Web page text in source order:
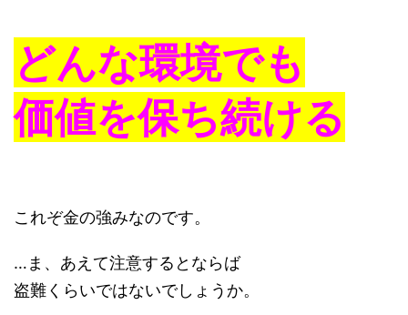
どんな環境でも
価値を保ち続ける
これぞ金の強みなのです。
…ま、あえて注意するとならば
盗難くらいではないでしょうか。